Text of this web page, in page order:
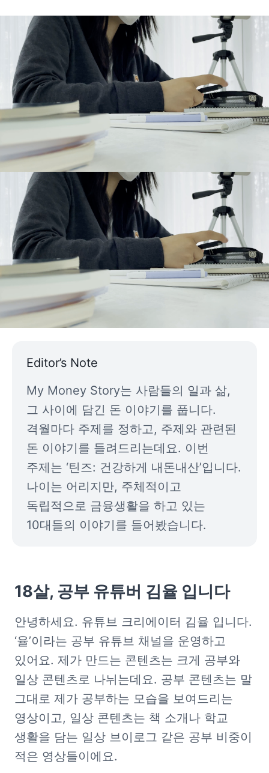
내가 돈을 쫓아야, 돈도 나를
쫓는다고 생각해요
2022.09.16
My Money Story
Editor’s Note
My Money Story는 사람들의 일과 삶,
그 사이에 담긴 돈 이야기를 풉니다.
격월마다 주제를 정하고, 주제와 관련된
돈 이야기를 들려드리는데요. 이번
주제는 ‘틴즈: 건강하게 내돈내산’입니다.
나이는 어리지만, 주체적이고
독립적으로 금융생활을 하고 있는
10대들의 이야기를 들어봤습니다.
18살, 공부 유튜버 김율 입니다
안녕하세요. 유튜브 크리에이터 김율 입니다.
‘율’이라는 공부 유튜브 채널을 운영하고
있어요. 제가 만드는 콘텐츠는 크게 공부와
일상 콘텐츠로 나뉘는데요. 공부 콘텐츠는 말
그대로 제가 공부하는 모습을 보여드리는
영상이고, 일상 콘텐츠는 책 소개나 학교
생활을 담는 일상 브이로그 같은 공부 비중이
적은 영상들이에요.